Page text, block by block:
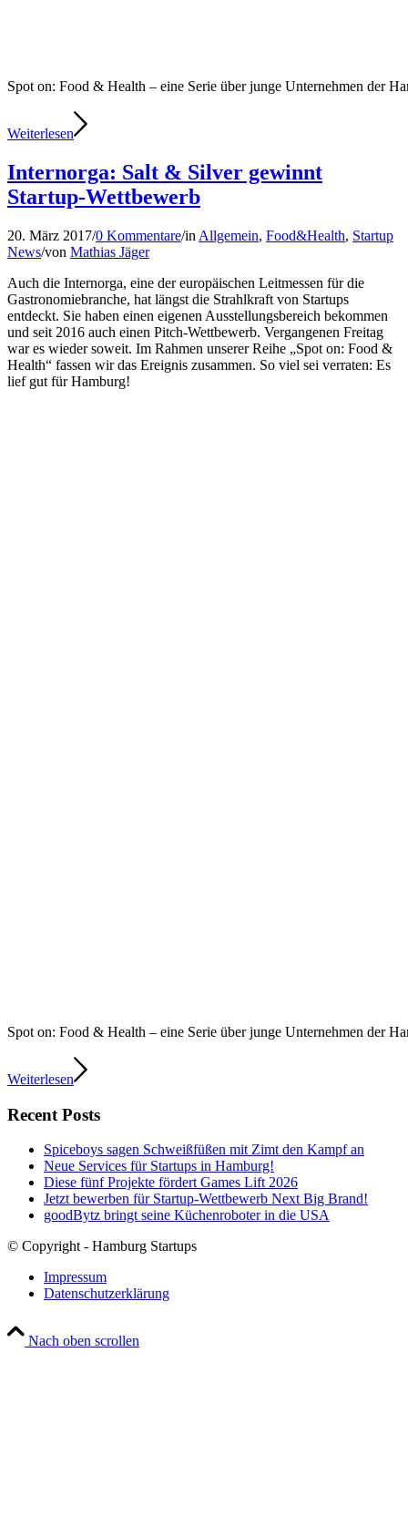
Spot on: Food & Health – eine Serie über junge Unternehmen der
Weiterlesen
Internorga: Salt & Silver gewinnt
Startup-Wettbewerb
20. März 2017/0 Kommentare/in Allgemein, Food&Health, Startup
News/von Mathias Jäger
Auch die Internorga, eine der europäischen Leitmessen für die
Gastronomiebranche, hat längst die Strahlkraft von Startups
entdeckt. Sie haben einen eigenen Ausstellungsbereich bekommen
und seit 2016 auch einen Pitch-Wettbewerb. Vergangenen Freitag
war es wieder soweit. Im Rahmen unserer Reihe „Spot on: Food &
Health“ fassen wir das Ereignis zusammen. So viel sei verraten: Es
lief gut für Hamburg!
Spot on: Food & Health – eine Serie über junge Unternehmen der
Weiterlesen
Recent Posts
Spiceboys sagen Schweißfüßen mit Zimt den Kampf an
Neue Services für Startups in Hamburg!
Diese fünf Projekte fördert Games Lift 2026
Jetzt bewerben für Startup-Wettbewerb Next Big Brand!
goodBytz bringt seine Küchenroboter in die USA
© Copyright - Hamburg Startups
Impressum
Datenschutzerklärung
Nach oben scrollen